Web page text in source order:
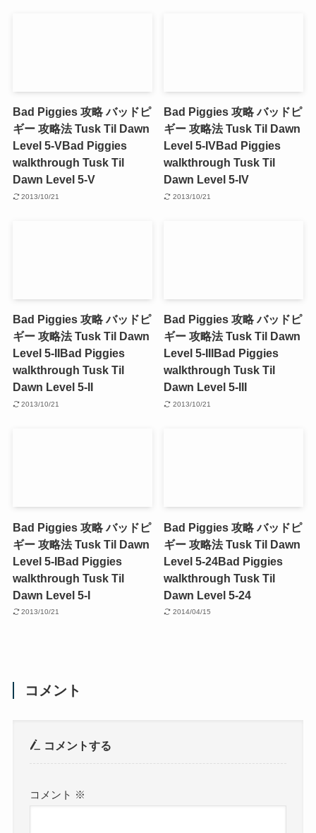
Bad Piggies 攻略 バッドピ
ギー 攻略法 Tusk Til Dawn
Level 5-VBad Piggies
walkthrough Tusk Til
Dawn Level 5-V
2013/10/21
Bad Piggies 攻略 バッドピ
ギー 攻略法 Tusk Til Dawn
Level 5-IVBad Piggies
walkthrough Tusk Til
Dawn Level 5-IV
2013/10/21
Bad Piggies 攻略 バッドピ
ギー 攻略法 Tusk Til Dawn
Level 5-II
Bad Piggies
walkthrough Tusk Til
Dawn Level 5-II
2013/10/21
Bad Piggies 攻略 バッドピ
ギー 攻略法 Tusk Til Dawn
Level 5-III
Bad Piggies
walkthrough Tusk Til
Dawn Level 5-III
2013/10/21
Bad Piggies 攻略 バッドピ
ギー 攻略法 Tusk Til Dawn
Level 5-IBad Piggies
walkthrough Tusk Til
Dawn Level 5-I
2013/10/21
Bad Piggies 攻略 バッドピ
ギー 攻略法 Tusk Til Dawn
Level 5-24Bad Piggies
walkthrough Tusk Til
Dawn Level 5-24
2014/04/15
コメント
コメントする
コメント ※